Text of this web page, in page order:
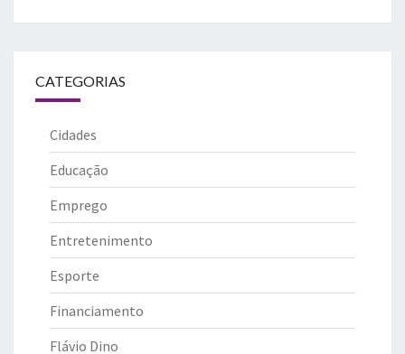
CATEGORIAS
Cidades
Educação
Emprego
Entretenimento
Esporte
Financiamento
Flávio Dino